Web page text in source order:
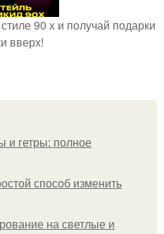
90 х и получай подарки
вверх!
и гетры: полное
способ изменить
на светлые и